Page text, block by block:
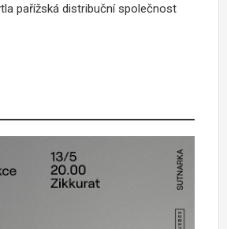
pařížská distribuční společnost